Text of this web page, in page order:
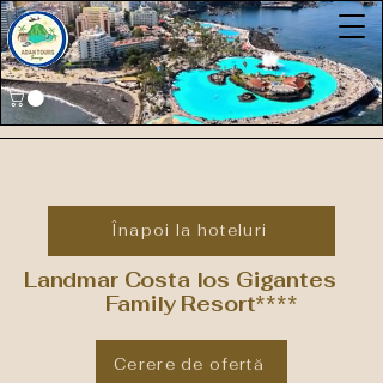
Înapoi la hoteluri
Landmar Costa los Gigantes
Family Resort****
Cerere de ofertă